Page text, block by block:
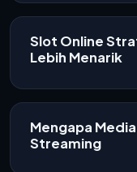
Slot Online
Lebih Menarik
Mengapa
Streaming